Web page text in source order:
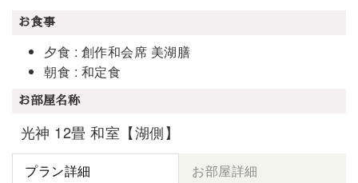
お食事
夕食 : 創作和会席 美湖膳
朝食 : 和定食
お部屋名称
光神 12畳 和室【湖側】
プラン詳細 お部屋詳細